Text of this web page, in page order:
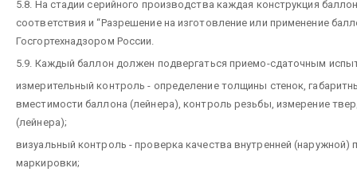
5.8. На стадии серийного производства каждая конструкция
соответствия и “Разрешение на изготовление или применение
Госгортехнадзором России.
5.9. Каждый баллон должен подвергаться приемо-сдаточным
измерительный контроль - определение толщины стенок,
вместимости баллона (лейнера), контроль резьбы, измерение
(лейнера);
визуальный контроль - проверка качества внутренней (наружной)
маркировки;